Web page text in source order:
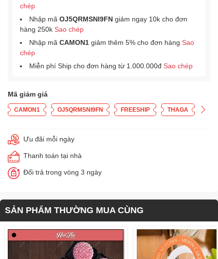
chép
Nhập mã OJ5QRMSNI9FN giảm ngay 10k cho đơn
hàng 250k Sao chép
Nhập mã CAMON1 giảm thêm 5% cho đơn hàng Sao
chép
Miễn phí Ship cho đơn hàng từ 1.000.000đ Sao chép
Mã giảm giá
CAMON1 OJ5QRMSNI9FN FREESHIP THAGA
Ưu đãi mỗi ngày
Thanh toán tại nhà
Đổi trả trong vòng 3 ngày
SẢN PHẨM THƯỜNG MUA CÙNG